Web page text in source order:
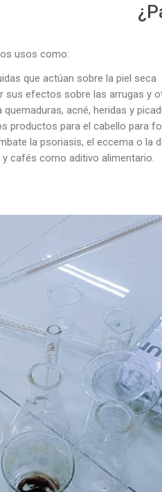
usos como:
que actúan sobre la piel seca
sus efectos sobre las arrugas y
quemaduras, acné, heridas y
productos para el cabello para
la psoriasis, el eccema o la
cafés como aditivo alimentario.